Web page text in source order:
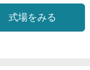
式場をみる